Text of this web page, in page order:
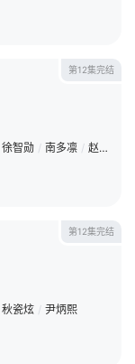
第12集完结
徐智勋 / 南多凛 / 赵汉哲
第12集完结
秋瓷炫 / 尹炳熙